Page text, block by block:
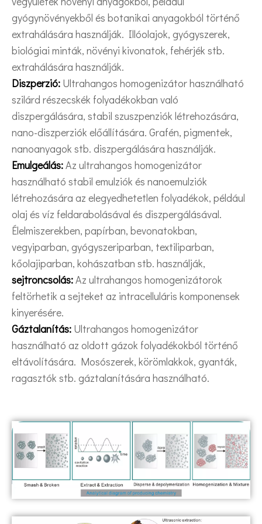
gyógynövényekből és botanikai anyagokból történő
extrahálására használják. Illóolajok, gyógyszerek,
biológiai minták, növényi kivonatok, fehérjék stb.
extrahálására használják.
Diszperzió: Ultrahangos homogenizátor használható
szilárd részecskék folyadékokban való
diszpergálására, stabil szuszpenziók létrehozására,
nano-diszperziók előállítására. Grafén, pigmentek,
nanoanyagok stb. diszpergálására használják.
Emulgeálás:Az ultrahangos homogenizátor
használható stabil emulziók és nanoemulziók
létrehozására az elegyedhetetlen folyadékok, például
olaj és víz feldarabolásával és diszpergálásával.
Élelmiszerekben, papírban, bevonatokban,
vegyiparban, gyógyszeriparban, textiliparban,
kőolajiparban, kohászatban stb. használják,
sejtroncsolás:Az ultrahangos homogenizátorok
feltörhetik a sejteket az intracelluláris komponensek
kinyerésére.
Gáztalanítás: Ultrahangos homogenizátor
használható az oldott gázok folyadékokból történő
eltávolítására. Mosószerek, körömlakkok, gyanták,
ragasztók stb. gáztalanítására használható.